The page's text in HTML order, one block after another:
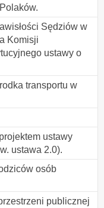
Sędziów w
Komisji
ustawy o
transportu w
ustawy
ustawa 2.0).
osób
publicznej